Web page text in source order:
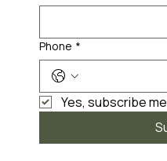
Phone *
Yes, subscribe